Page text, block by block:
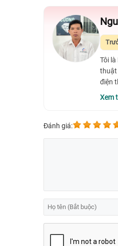
Tôi
thuật
điện
Xem
Đánh giá: